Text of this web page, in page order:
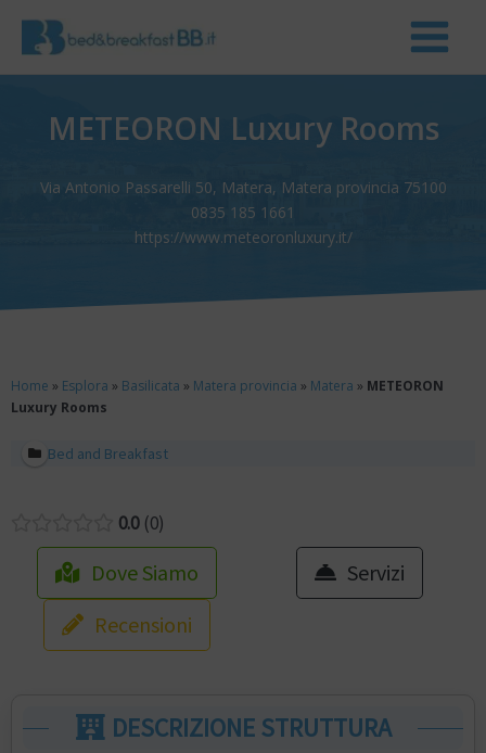
METEORON Luxury Rooms
Via Antonio Passarelli 50, Matera, Matera provincia 75100
0835 185 1661
https://www.meteoronluxury.it/
Home » Esplora » Basilicata » Matera provincia » Matera » METEORON
Luxury Rooms
Bed and Breakfast
0.0 0
Dove Siamo
Servizi
Recensioni
DESCRIZIONE STRUTTURA